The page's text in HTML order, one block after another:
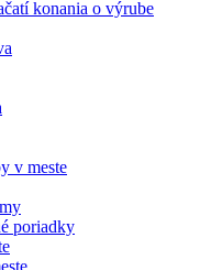
konania o výrube
v meste
poriadky